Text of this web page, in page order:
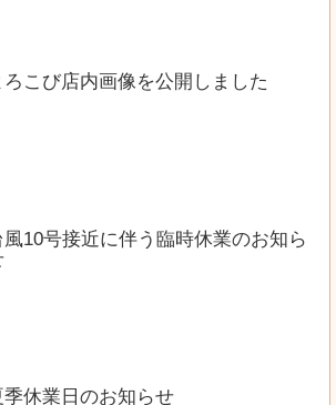
ろこび店内画像を公開しました
風10号接近に伴う臨時休業のお知ら
季休業日のお知らせ